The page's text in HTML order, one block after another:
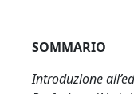
SOMMARIO
Introduzione